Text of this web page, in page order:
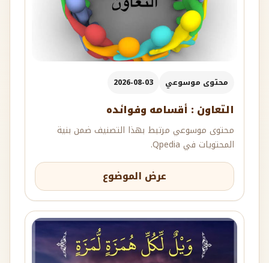
محتوى موسوعي 2026-08-03
التعاون : أقسامه وفوائده
محتوى موسوعي مرتبط بهذا التصنيف ضمن بنية
المحتويات في Qpedia.
عرض الموضوع